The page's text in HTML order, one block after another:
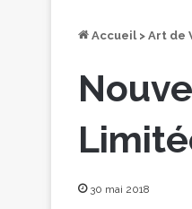
Accueil > Art de
30 mai 2018